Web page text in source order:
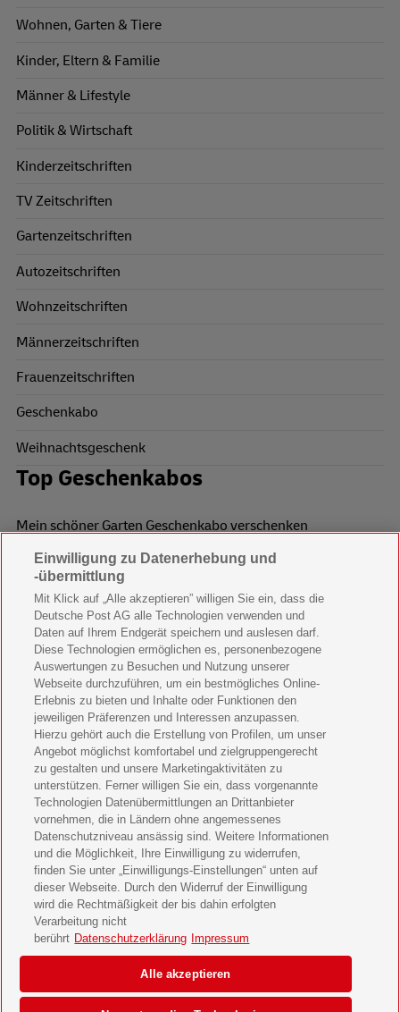
Wohnen, Garten & Tiere
Kinder, Eltern & Familie
Männer & Lifestyle
Politik & Wirtschaft
Kinderzeitschriften
TV Zeitschriften
Gartenzeitschriften
Autozeitschriften
Wohnzeitschriften
Männerzeitschriften
Frauenzeitschriften
Geschenkabo
Weihnachtsgeschenk
Top Geschenkabos
Mein schöner Garten Geschenkabo verschenken
Wohnen & Garten Geschenkabo verschenken
Mein schönes Land Geschenkabo verschenken
Bild der Frau Geschenkabo verschenken
11 Freunde Geschenkabo verschenken
LEGO Ninjago Magazin Geschenkabo verschenken
Brigitte Geschenkabo verschenken
GEOlino Geschenkabo verschenken
Stern Crime Geschenkabo verschenken
Welt der Wunder Geschenkabo verschenken
GEO Geschenkabo verschenken
Datenschutz & Cookies
Einwilligungs-Einstellungen
Barrierefreiheit
Einwilligung zu Datenerhebung und
-übermittlung
Mit Klick auf „Alle akzeptieren” willigen Sie ein, dass die
Deutsche Post AG alle Technologien verwenden und
Daten auf Ihrem Endgerät speichern und auslesen darf.
Diese Technologien ermöglichen es, personenbezogene
Auswertungen zu Besuchen und Nutzung unserer
Webseite durchzuführen, um ein bestmögliches Online-
Erlebnis zu bieten und Inhalte oder Funktionen den
jeweiligen Präferenzen und Interessen anzupassen.
Hierzu gehört auch die Erstellung von Profilen, um unser
Angebot möglichst komfortabel und zielgruppengerecht
zu gestalten und unsere Marketingaktivitäten zu
unterstützen. Ferner willigen Sie ein, dass vorgenannte
Technologien Datenübermittlungen an Drittanbieter
vornehmen, die in Ländern ohne angemessenes
Datenschutzniveau ansässig sind. Weitere Informationen
und die Möglichkeit, Ihre Einwilligung zu widerrufen,
finden Sie unter „Einwilligungs-Einstellungen“ unten auf
dieser Webseite. Durch den Widerruf der Einwilligung
wird die Rechtmäßigkeit der bis dahin erfolgten
Verarbeitung nicht
berührt Datenschutzerklärung Impressum
Alle akzeptieren